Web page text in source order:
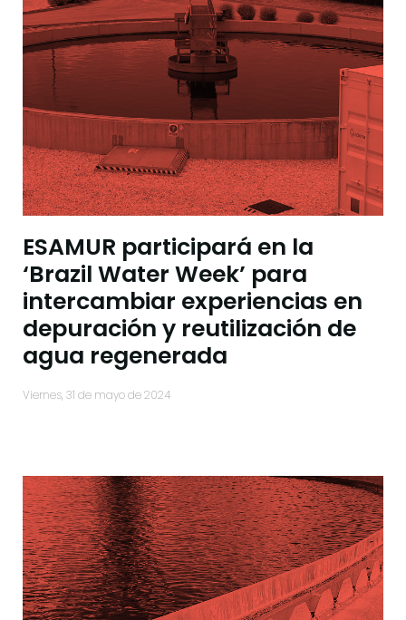
ESAMUR participará en la
‘Brazil Water Week’ para
intercambiar experiencias en
depuración y reutilización de
agua regenerada
viernes, 31 de mayo de 2024